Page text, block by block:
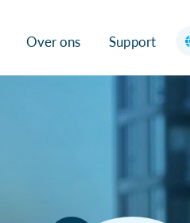
Over ons Support